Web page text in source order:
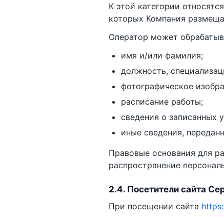
К этой категории
которых Компания
Оператор может
имя и/или фамилия;
должность,
фотографическое
расписание работы;
сведения о записанных
иные сведения,
Правовые основания для
распространение
2.4. Посетители сайта
При посещении сайта